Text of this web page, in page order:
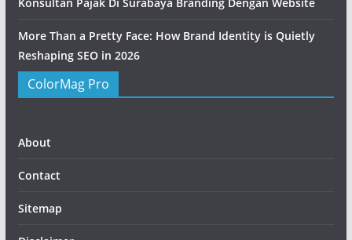
Konsultan Pajak Di Surabaya Branding Dengan Website
More Than a Pretty Face: How Brand Identity is Quietly
Reshaping SEO in 2026
ColorMag Pro
About
Contact
Sitemap